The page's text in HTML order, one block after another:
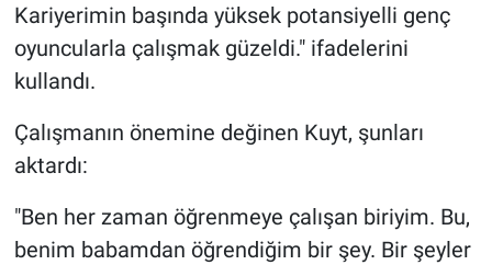
Kariyerimin başında yüksek potansiyelli genç
oyuncularla çalışmak güzeldi." ifadelerini
kullandı.
Çalışmanın önemine değinen Kuyt, şunları
aktardı:
"Ben her zaman öğrenmeye çalışan biriyim. Bu,
benim babamdan öğrendiğim bir şey. Bir şeyler